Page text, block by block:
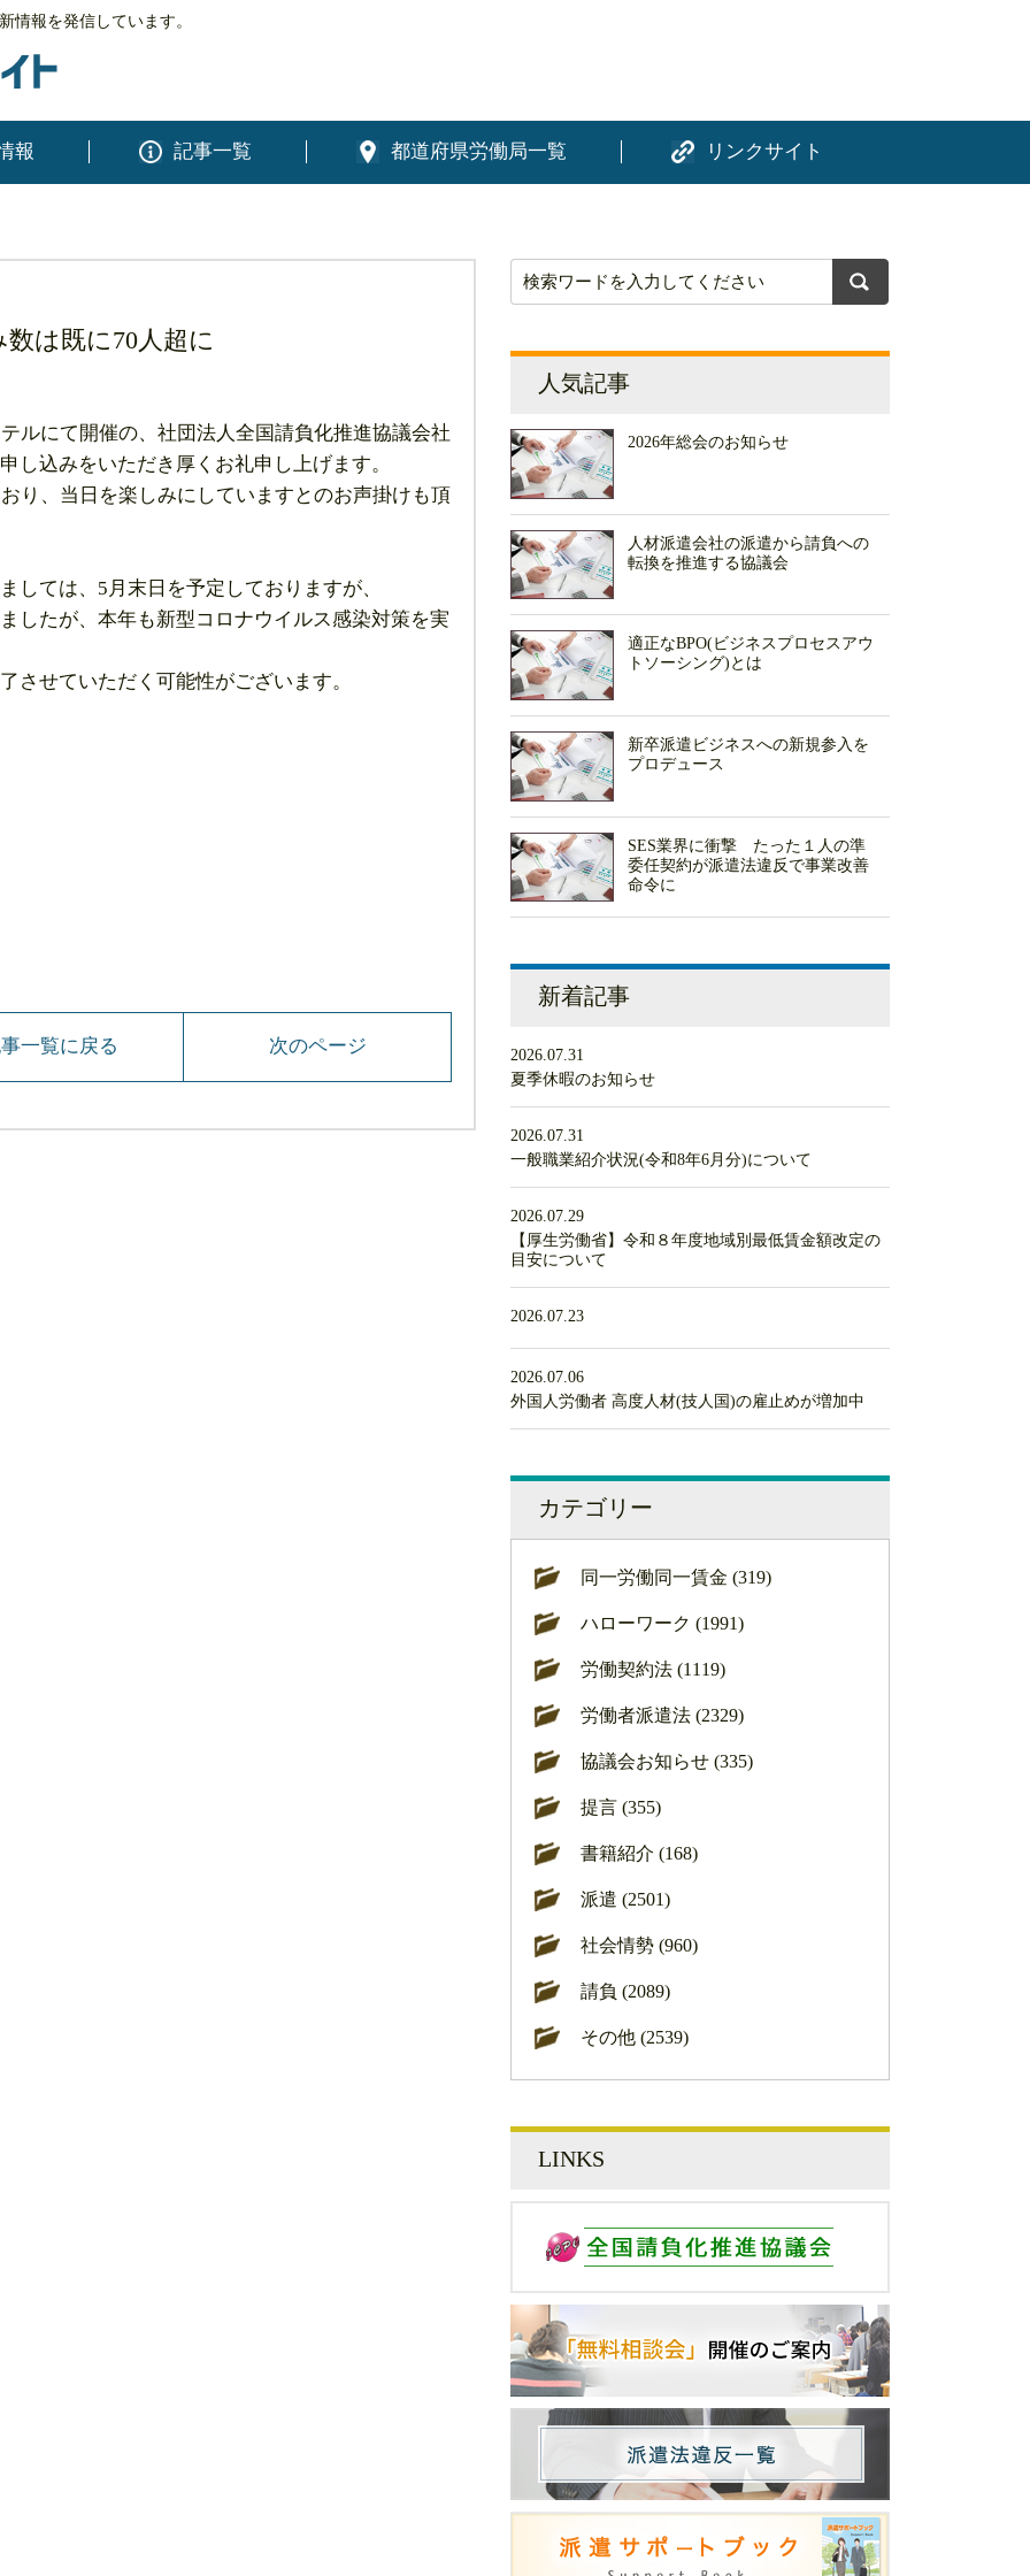
情報を発信しています。
報 記事一覧 都道府県労働局一覧 リンクサイト
は既に70人超に
ルにて開催の、社団法人全国請負化推進協議会社
し込みをいただき厚くお礼申し上げます。
り、当日を楽しみにしていますとのお声掛けも頂
ては、5月末日を予定しておりますが、
したが、本年も新型コロナウイルス感染対策を実
せていただく可能性がございます。
一覧に戻る 次のページ
人気記事
2026年総会のお知らせ
人材派遣会社の派遣から請負への
転換を推進する協議会
適正なBPO(ビジネスプロセスアウ
トソーシング)とは
新卒派遣ビジネスへの新規参入を
プロデュース
SES業界に衝撃 たった１人の準
委任契約が派遣法違反で事業改善
命令に
新着記事
2026.07.31
夏季休暇のお知らせ
2026.07.31
一般職業紹介状況(令和8年6月分)について
2026.07.29
【厚生労働省】令和８年度地域別最低賃金額改定の
目安について
2026.07.23
2026.07.06
外国人労働者 高度人材(技人国)の雇止めが増加中
カテゴリー
同一労働同一賃金 (319)
ハローワーク (1991)
労働契約法 (1119)
労働者派遣法 (2329)
協議会お知らせ (335)
提言 (355)
書籍紹介 (168)
派遣 (2501)
社会情勢 (960)
請負 (2089)
その他 (2539)
LINKS